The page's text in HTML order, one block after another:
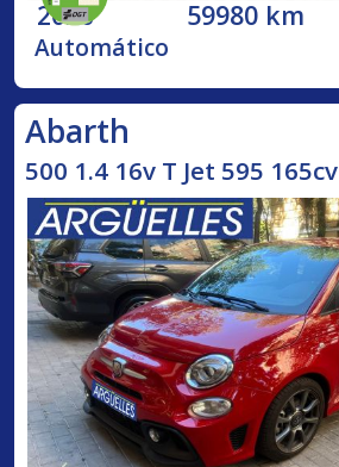
2020 59980 km
Automático
Abarth
500 1.4 16v T Jet 595 165cv